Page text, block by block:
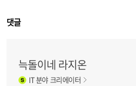
댓글
늑돌이네 라지온
IT분야 크리에이터